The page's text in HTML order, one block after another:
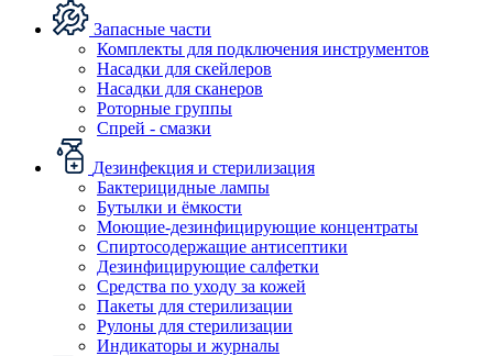
Запасные части
Комплекты для подключения инструментов
Насадки для скейлеров
Насадки для сканеров
Роторные группы
Спрей - смазки
Дезинфекция и стерилизация
Бактерицидные лампы
Бутылки и ёмкости
Моющие-дезинфицирующие концентраты
Спиртосодержащие антисептики
Дезинфицирующие салфетки
Средства по уходу за кожей
Пакеты для стерилизации
Рулоны для стерилизации
Индикаторы и журналы